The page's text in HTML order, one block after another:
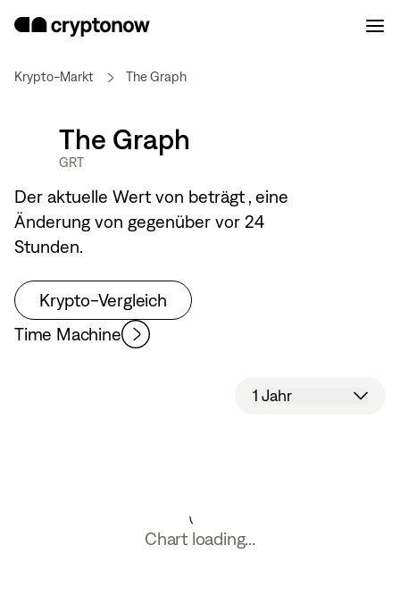
Krypto-Markt The Graph
The Graph
GRT
Der aktuelle Wert von beträgt, eine
Änderung von gegenüber vor 24
Stunden.
Krypto-Vergleich
Time Machine
1 Jahr
Chart loading...